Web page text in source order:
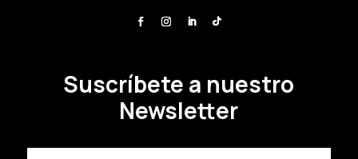
Suscríbete a nuestro
Newsletter